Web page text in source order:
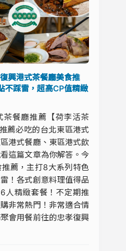
興港式茶餐廳美食推
不踩雷，超高CP值精緻
茶餐廳推薦【荷李活茶
薦必吃的台北東區港式
港式餐廳、東區港式飲
這篇文章為你解答。今
薦，主打8大系列特色
！各式創意料理值得品
人精緻套餐！不定期推
非常熱門！非常適合情
會用餐前往的忠孝復興